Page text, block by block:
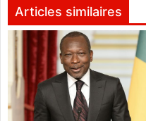
n
r
P
o
s
Articles similaires